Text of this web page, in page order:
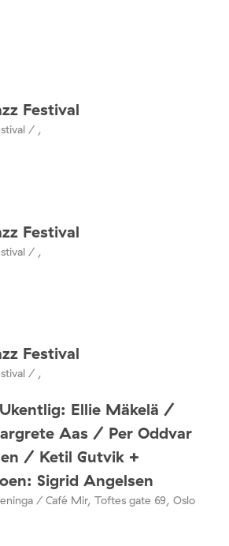
Festival
/ ,
Festival
/ ,
Festival
/ ,
Ellie Mäkelä /
Aas / Per Oddvar
/ Ketil Gutvik +
Sigrid Angelsen
/ Café Mir, Toftes gate 69, Oslo